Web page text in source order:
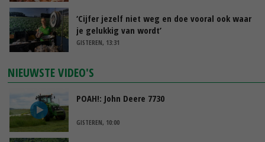
‘Cijfer jezelf niet weg en doe vooral ook waar
je gelukkig van wordt’
GISTEREN, 13:31
NIEUWSTE VIDEO'S
POAH!: John Deere 7730
GISTEREN, 10:00